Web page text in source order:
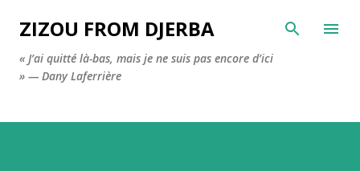
Accéder au contenu principal
ZIZOU FROM DJERBA
« J’ai quitté là-bas, mais je ne suis pas encore d’ici
» — Dany Laferrière